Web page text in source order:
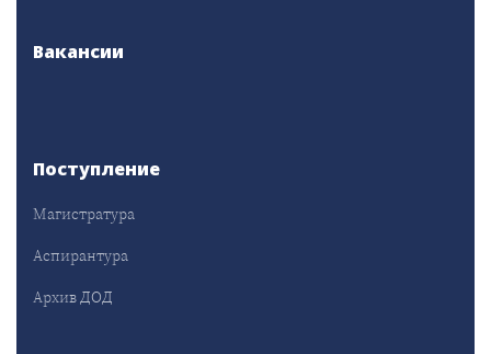
Вакансии
Поступление
Магистратура
Аспирантура
Архив ДОД